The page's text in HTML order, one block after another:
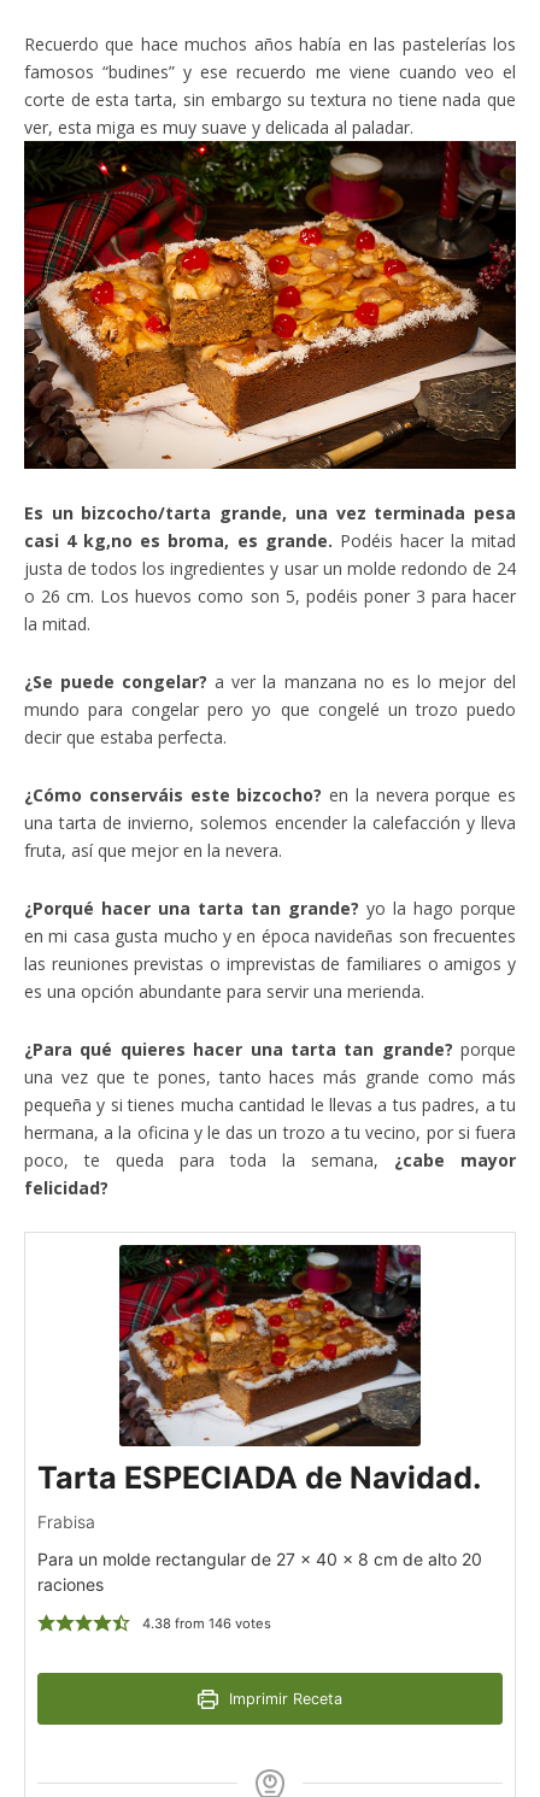
Recuerdo que hace muchos años había en las pastelerías los
famosos “budines” y ese recuerdo me viene cuando veo el
corte de esta tarta, sin embargo su textura no tiene nada que
ver, esta miga es muy suave y delicada al paladar.
Es un bizcocho/tarta grande, una vez terminada pesa
casi 4 kg,no es broma, es grande. Podéis hacer la mitad
justa de todos los ingredientes y usar un molde redondo de 24
o 26 cm. Los huevos como son 5, podéis poner 3 para hacer
la mitad.
¿Se puede congelar? a ver la manzana no es lo mejor del
mundo para congelar pero yo que congelé un trozo puedo
decir que estaba perfecta.
¿Cómo conserváis este bizcocho? en la nevera porque es
una tarta de invierno, solemos encender la calefacción y lleva
fruta, así que mejor en la nevera.
¿Porqué hacer una tarta tan grande? yo la hago porque
en mi casa gusta mucho y en época navideñas son frecuentes
las reuniones previstas o imprevistas de familiares o amigos y
es una opción abundante para servir una merienda.
¿Para qué quieres hacer una tarta tan grande? porque
una vez que te pones, tanto haces más grande como más
pequeña y si tienes mucha cantidad le llevas a tus padres, a tu
hermana, a la oficina y le das un trozo a tu vecino, por si fuera
poco, te queda para toda la semana, ¿cabe mayor
felicidad?
Tarta ESPECIADA de Navidad.
Frabisa
Para un molde rectangular de 27 x 40 x 8 cm de alto 20
raciones
4.38 from 146votes
Imprimir Receta